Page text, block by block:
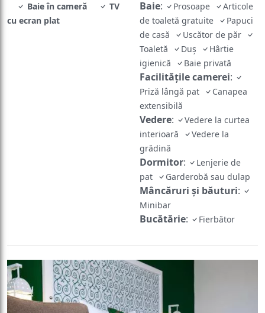
Baie în cameră
TV
cu ecran plat
Baie: Prosoape
Articole
de toaletă gratuite
Papuci
de casă
Uscător de păr
Toaletă
Duș
Hârtie
igienică
Baie privată
Facilităţile camerei:
Priză lângă pat
Canapea
extensibilă
Vedere:
Vedere la curtea
interioară
Vedere la
grădină
Dormitor:
Lenjerie de
pat
Garderobă sau dulap
Mâncăruri și băuturi:
Minibar
Bucătărie: Fierbător